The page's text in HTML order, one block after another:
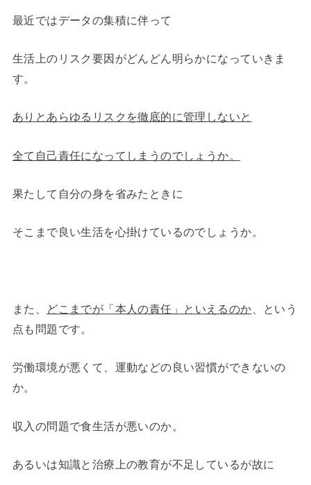
最近ではデータの集積に伴って
生活上のリスク要因がどんどん明らかになっていきま
す。
ありとあらゆるリスクを徹底的に管理しないと
全て自己責任になってしまうのでしょうか。
果たして自分の身を省みたときに
そこまで良い生活を心掛けているのでしょうか。
また、 どこまでが「本人の責任」といえるのか 、という
点も問題です。
労働環境が悪くて、運動などの良い習慣ができないの
か。
収入の問題で食生活が悪いのか。
あるいは知識と治療上の教育が不足しているが故に